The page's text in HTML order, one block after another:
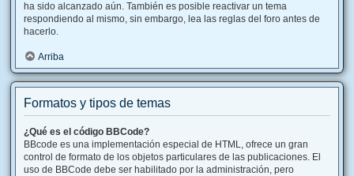
ha sido alcanzado aún. También es posible reactivar un tema
respondiendo al mismo, sin embargo, lea las reglas del foro antes de
hacerlo.
Arriba
Formatos y tipos de temas
¿Qué es el código BBCode?
BBcode es una implementación especial de HTML, ofrece un gran
control de formato de los objetos particulares de las publicaciones. El
uso de BBCode debe ser habilitado por la administración, pero